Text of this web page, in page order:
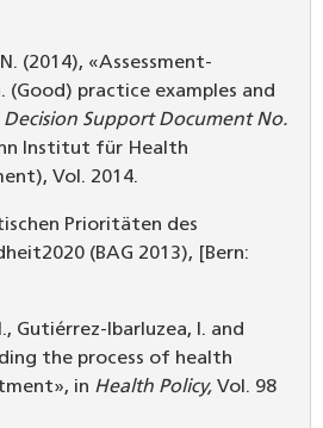
(2014), «Assessment-
(Good) practice examples and
Decision Support Document No.
Institut für Health
Vol. 2014.
Prioritäten des
(BAG 2013), [Bern:
Gutiérrez-Ibarluzea, I. and
the process of health
in Health Policy, Vol. 98